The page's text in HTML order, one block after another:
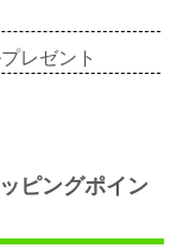
レゼント
ピングポイン